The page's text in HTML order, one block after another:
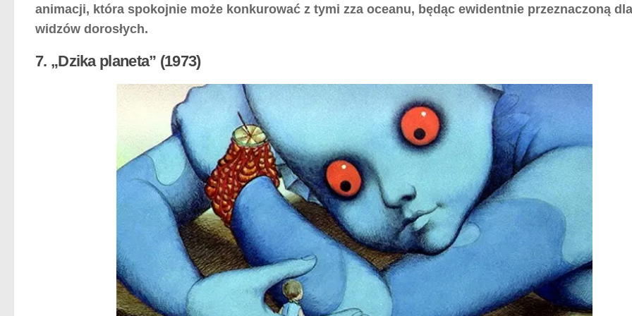
animacji, która spokojnie może konkurować z tymi zza oceanu, będąc ewidentnie przeznaczoną dla
widzów dorosłych.
7. „Dzika planeta” (1973)